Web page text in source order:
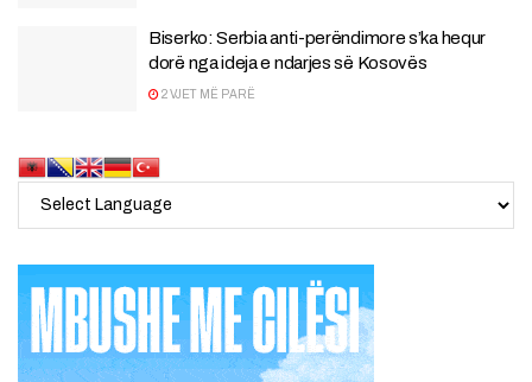
Biserko: Serbia anti-perëndimore s’ka hequr
dorë nga ideja e ndarjes së Kosovës
2 VJET MË PARË